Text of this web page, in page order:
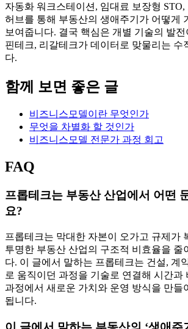
자동화 워크스테이션, 임대료 보장형 STO,
허브를 통해 부동산의 생애주기가 어떻게
보여줍니다. 결국 핵심은 개별 기술의 발
핀테크, 리갈테크가 데이터로 맞물리는 수
다.
함께 보면 좋은 글
비즈니스모델이란 무엇인가
무엇을 차별화 할 것인가
비즈니스모델 전문가 과정 회고
FAQ
프롭테크는 부동산 산업에서 어떤
요?
프롭테크는 막대한 자본이 오가고 규제가
투명한 부동산 산업의 구조적 비효율을 줄
다. 이 글에서 말하는 프롭테크는 건설, 계
로 움직이던 과정을 기술로 연결해 시간과
과정에서 새로운 가치와 운영 방식을 만들
됩니다.